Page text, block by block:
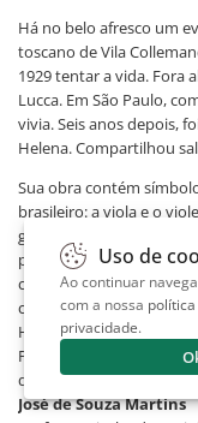
Há no belo afresco um
toscano de Vila
1929 tentar a vida. Fora
Lucca. Em São Paulo,
vivia. Seis anos depois,
Helena. Compartilhou
Sua obra contém
brasileiro: a viola e o
galinhas no terreiro, a
por tradição se prende
colhida, o primeiro fruto
cachorro magro ouve
Hotel Toriba, em
Pennacchi suavizou as
dos simples.
José de Souza Martins
Uso de
Ao continuar
com a nossa
privacidade.